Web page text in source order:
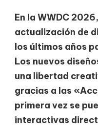
En la WWDC
actualización de
los últimos años
Los nuevos
una libertad
gracias a las
primera vez se
interactivas